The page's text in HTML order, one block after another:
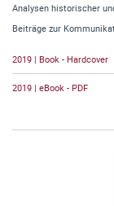
Analysen historischer
Beiträge zur
2019 | Book - Hardcover
2019 | eBook - PDF